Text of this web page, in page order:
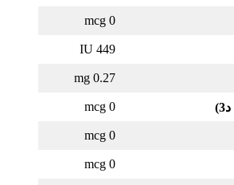
0 mcg
449 IU
0.27 mg
0 mcg
0 mcg
0 mcg